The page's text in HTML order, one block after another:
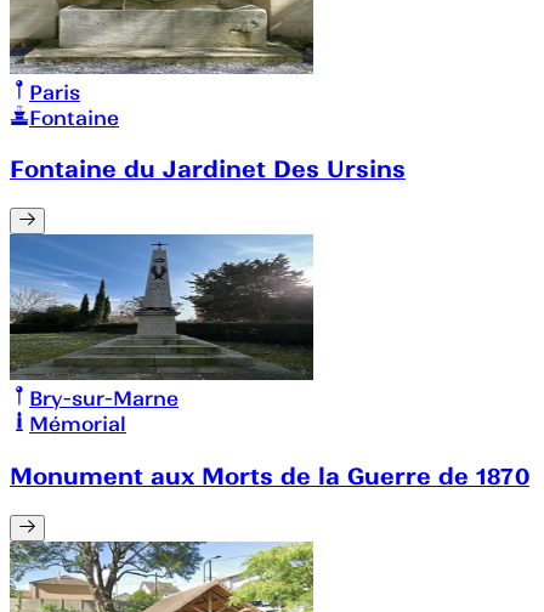
Paris
Fontaine
Fontaine du Jardinet Des Ursins
Bry-sur-Marne
Mémorial
Monument aux Morts de la Guerre de 1870